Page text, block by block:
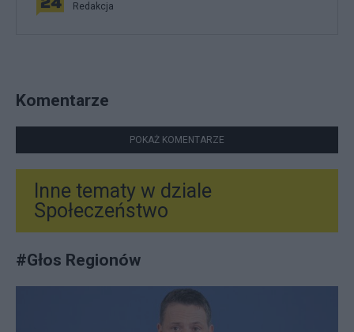
Redakcja
Komentarze
POKAŻ KOMENTARZE
Inne tematy w dziale
Społeczeństwo
#Głos Regionów